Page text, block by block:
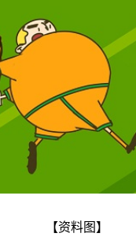
【资料图】